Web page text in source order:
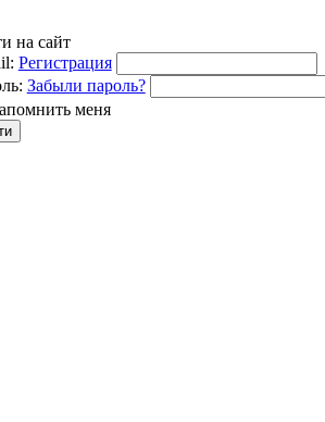
на сайт
Регистрация
Забыли пароль?
меня